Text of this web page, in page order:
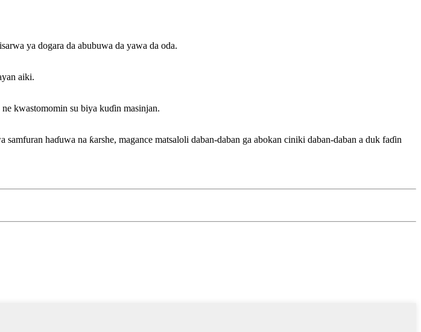
ya dogara da abubuwa da yawa da oda.
aiki.
kwastomomin su biya kuɗin masinjan.
haɗuwa na ƙarshe, magance matsaloli daban-daban ga abokan ciniki daban-daban a duk faɗin